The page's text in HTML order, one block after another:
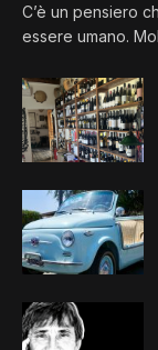
C’è un pensiero
essere umano.